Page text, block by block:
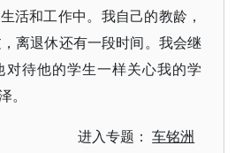
活和工作中。我自己的教龄，
离退休还有一段时间。我会继
待他的学生一样关心我的学
。
进入专题：车铭洲